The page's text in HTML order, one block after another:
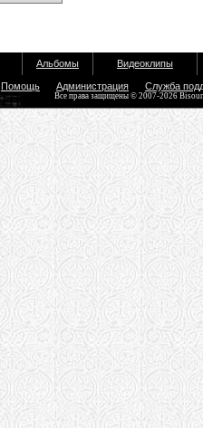
Альбомы Видеоклипы
Помощь Администрация Служба
Все права защищены © 2007-2026